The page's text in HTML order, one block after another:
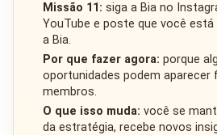
Missão 11: siga a Bia no
YouTube e poste que você
a Bia.
Por que fazer agora: porque
oportunidades podem aparecer
membros.
O que isso muda: você se
da estratégia, recebe novos